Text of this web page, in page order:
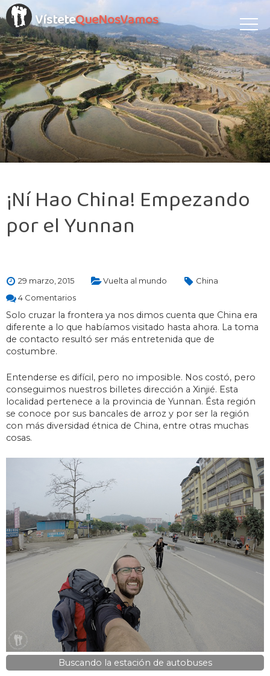
VísteteQueNosVamos
¡Ní Hao China! Empezando
por el Yunnan
29 marzo, 2015 Vuelta al mundo
China
4 Comentarios
Solo cruzar la frontera ya nos dimos cuenta que China era
diferente a lo que habíamos visitado hasta ahora. La toma
de contacto resultó ser más entretenida que de
costumbre.
Entenderse es difícil, pero no imposible. Nos costó, pero
conseguimos nuestros billetes dirección a Xinjié. Esta
localidad pertenece a la provincia de Yunnan. Ésta región
se conoce por sus bancales de arroz y por ser la región
con más diversidad étnica de China, entre otras muchas
cosas.
Buscando la estación de autobuses